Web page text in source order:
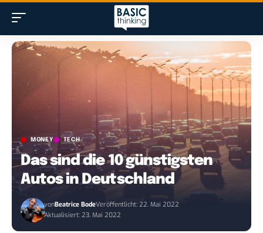
MONEY TECH
Das sind die 10 günstigsten
Autos in Deutschland
vonBeatrice BodeVeröffentlicht: 22. Mai 2022
Aktualisiert: 23. Mai 2022